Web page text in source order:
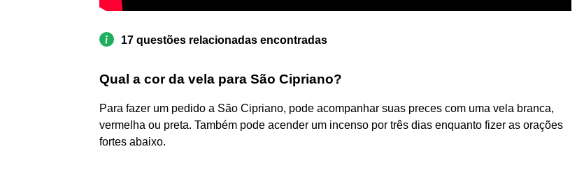
17 questões relacionadas encontradas
Qual a cor da vela para São Cipriano?
Para fazer um pedido a São Cipriano, pode acompanhar suas preces com uma vela branca,
vermelha ou preta. Também pode acender um incenso por três dias enquanto fizer as orações
fortes abaixo.